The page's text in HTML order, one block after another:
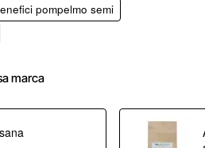
ml di acqua bollente, a fuoco
5 minuti, bevete 1/ tazze al
pompelmo semi
marca